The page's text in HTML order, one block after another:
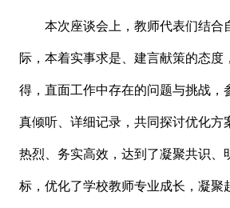
本次座谈会上，教师代表们结合
际，本着实事求是、建言献策的态度
得，直面工作中存在的问题与挑战，
真倾听、详细记录，共同探讨优化方
热烈、务实高效，达到了凝聚共识、
标，优化了学校教师专业成长，凝聚